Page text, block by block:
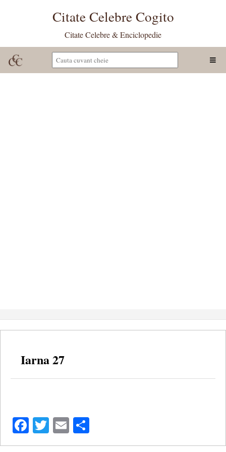
Citate Celebre Cogito
Citate Celebre & Enciclopedie
Iarna 27
Facebook
Twitter
Email